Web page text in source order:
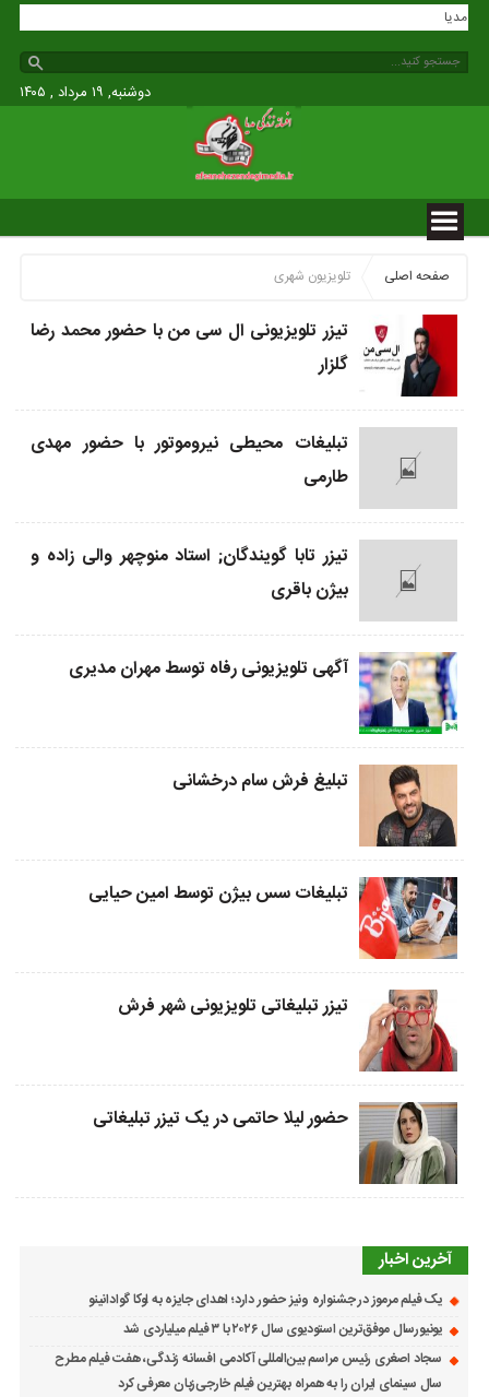
مدیا
دوشنبه, ۱۹ مرداد , ۱۴۰۵
صفحه اصلی تلویزیون شهری
تیزر تلویزیونی ال سی من با حضور محمد رضا
گلزار
تبلیغات محیطی نیروموتور با حضور مهدی
طارمی
تیزر تابا گویندگان; استاد منوچهر والی زاده و
بیژن باقری
آگهی تلویزیونی رفاه توسط مهران مدیری
تبلیغ فرش سام درخشانی
تبلیغات سس بیژن توسط امین حیایی
تیزر تبلیغاتی تلویزیونی شهر فرش
حضور لیلا حاتمی در یک تیزر تبلیغاتی
آخرین اخبار
یک فیلم مرموز در جشنواره ونیز حضور دارد؛ اهدای جایزه به لوکا گوادانینو
یونیورسال موفق‌ترین استودیوی سال ۲۰۲۶ با ۳ فیلم میلیاردی شد
سجاد اصغری رئیس مراسم بین‌المللی آکادمی افسانه زندگی، هفت فیلم مطرح
سال سینمای ایران را به همراه بهترین فیلم خارجی‌زبان معرفی کرد